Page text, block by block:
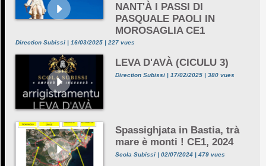
NANT'À I PASSI DI
PASQUALE PAOLI IN
MOROSAGLIA CE1
Direction Subissi | 16/03/2025 | 227 vues
LEVA D'AVÀ (CICULU 3)
Direction Subissi | 17/02/2025 | 380 vues
Spassighjata in Bastia, trà
mare è monti ! CE1, 2024
Scola Subissi | 02/07/2024 | 479 vues